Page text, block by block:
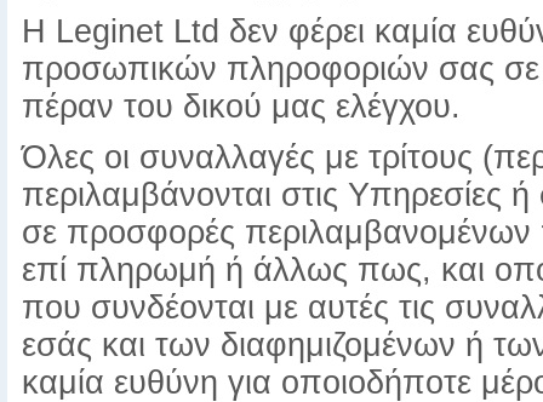
Η Leginet Ltd δεν φέρει καμία
προσωπικών πληροφοριών σας σε
πέραν του δικού μας ελέγχου.
Όλες οι συναλλαγές με τρίτους
περιλαμβάνονται στις Υπηρεσίες
σε προσφορές
επί πληρωμή ή άλλως πως, και
που συνδέονται με αυτές τις
εσάς και των διαφημιζομένων ή
καμία ευθύνη για οποιοδήποτε